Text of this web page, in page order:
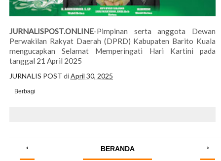
JURNALISPOST.ONLINE-Pimpinan serta anggota Dewan
Perwakilan Rakyat Daerah (DPRD) Kabupaten Barito Kuala
mengucapkan Selamat Memperingati Hari Kartini pada
tanggal 21 April 2025
JURNALIS POST diApril 30, 2025
Berbagi
‹ ›
BERANDA